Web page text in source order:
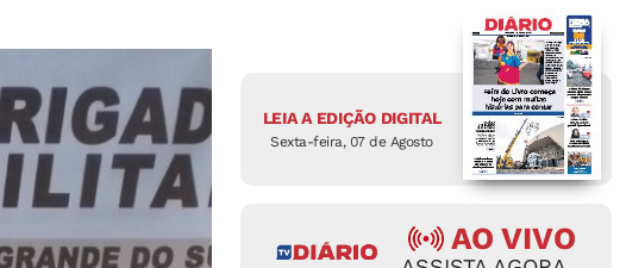
LEIA A EDIÇÃO DIGITAL
Sexta-feira, 07 de Agosto
AO VIVO